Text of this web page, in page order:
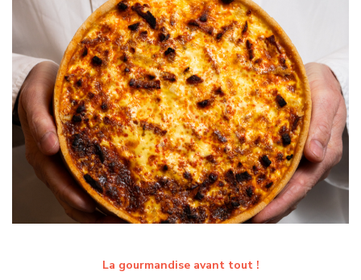
La gourmandise avant tout !